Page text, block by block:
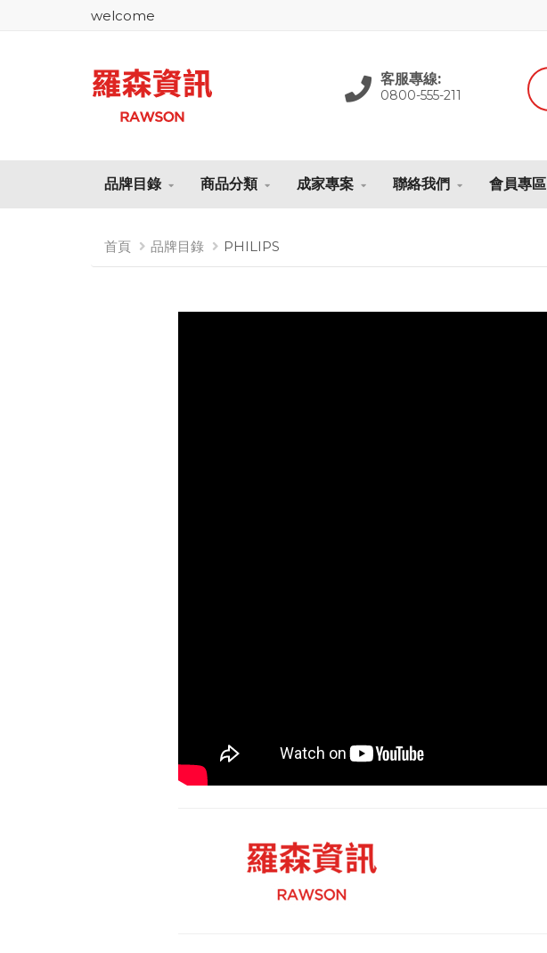
welcome
客服專線:
0800-555-211
品牌目錄 商品分類 成家專案 聯絡我們 會員專區
首頁 品牌目錄 PHILIPS